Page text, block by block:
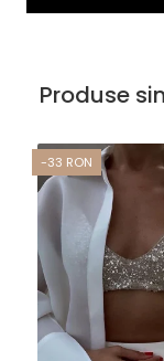
Produse
-33 RON